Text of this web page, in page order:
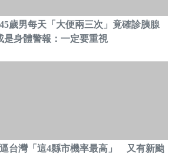
歲男每天「大便兩三次」竟確診胰腺
身體警報：一定要重視
台灣「這4縣市機率最高」 又有新颱